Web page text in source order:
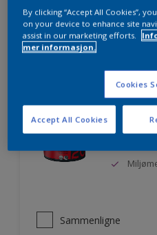
Sammenligne
Nordsjö Professional
Sammenligne
By clicking “Accept All Cookies”,
on your device to enhance site
assist in our marketing efforts.
mer informasjon.
Cookies
Accept All Cookies